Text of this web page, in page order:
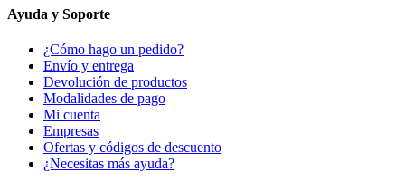
Ayuda y Soporte
¿Cómo hago un pedido?
Envío y entrega
Devolución de productos
Modalidades de pago
Mi cuenta
Empresas
Ofertas y códigos de descuento
¿Necesitas más ayuda?